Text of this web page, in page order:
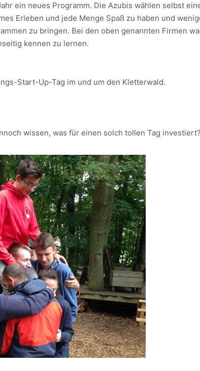
ein neues Programm. Die Azubis wählen selbst
Erleben und jede Menge Spaß zu haben und
zu bringen. Bei den oben genannten Firmen
kennen zu lernen.
Start-Up-Tag im und um den Kletterwald.
wissen, was für einen solch tollen Tag investiert?